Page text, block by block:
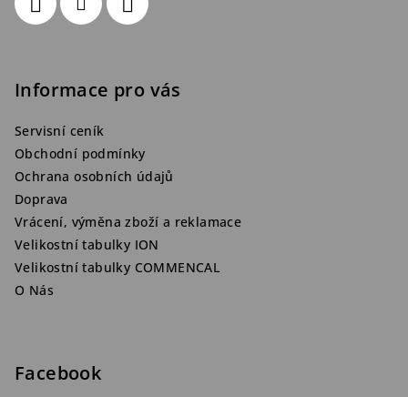
Informace pro vás
Servisní ceník
Obchodní podmínky
Ochrana osobních údajů
Doprava
Vrácení, výměna zboží a reklamace
Velikostní tabulky ION
Velikostní tabulky COMMENCAL
O Nás
Facebook